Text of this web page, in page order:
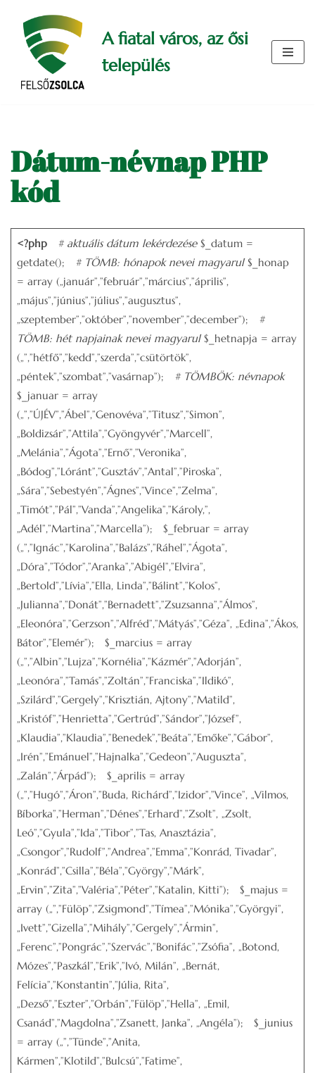
Skip
content
A fiatal város, az ősi
település
Dátum-névnap PHP
kód
<?php # aktuális dátum lekérdezése $_datum =
getdate();
# TÖMB: hónapok nevei magyarul$_honap
= array („január”,”február”,”március”,”április”,
„május”,”június”,”július”,”augusztus”,
„szeptember”,”október”,”november”,”december”);
#
TÖMB: hét napjainak nevei magyarul$_hetnapja = array
(„”,”hétfő”,”kedd”,”szerda”,”csütörtök”,
„péntek”,”szombat”,”vasárnap”);
# TÖMBÖK: névnapok
$_januar = array
(„”,”ÚJÉV”,”Ábel”,”Genovéva”,”Titusz”,”Simon”,
„Boldizsár”,”Attila”,”Gyöngyvér”,”Marcell”,
„Melánia”,”Ágota”,”Ernő”,”Veronika”,
„Bódog”,”Lóránt”,”Gusztáv”,”Antal”,”Piroska”,
„Sára”,”Sebestyén”,”Ágnes”,”Vince”,”Zelma”,
„Timót”,”Pál”,”Vanda”,”Angelika”,”Károly,”,
„Adél”,”Martina”,”Marcella”); $_februar = array
(„”,”Ignác”,”Karolina”,”Balázs”,”Ráhel”,”Ágota”,
„Dóra”,”Tódor”,”Aranka”,”Abigél”,”Elvira”,
„Bertold”,”Lívia”,”Ella, Linda”,”Bálint”,”Kolos”,
„Julianna”,”Donát”,”Bernadett”,”Zsuzsanna”,”Álmos”,
„Eleonóra”,”Gerzson”,”Alfréd”,”Mátyás”,”Géza”, „Edina”,”Ákos,
Bátor”,”Elemér”); $_marcius = array
(„”,”Albin”,”Lujza”,”Kornélia”,”Kázmér”,”Adorján”,
„Leonóra”,”Tamás”,”Zoltán”,”Franciska”,”Ildikó”,
„Szilárd”,”Gergely”,”Krisztián, Ajtony”,”Matild”,
„Kristóf”,”Henrietta”,”Gertrúd”,”Sándor”,”József”,
„Klaudia”,”Klaudia”,”Benedek”,”Beáta”,”Emőke”,”Gábor”,
„Irén”,”Emánuel”,”Hajnalka”,”Gedeon”,”Auguszta”,
„Zalán”,”Árpád”); $_aprilis = array
(„”,”Hugó”,”Áron”,”Buda, Richárd”,”Izidor”,”Vince”, „Vilmos,
Bíborka”,”Herman”,”Dénes”,”Erhard”,”Zsolt”, „Zsolt,
Leó”,”Gyula”,”Ida”,”Tibor”,”Tas, Anasztázia”,
„Csongor”,”Rudolf”,”Andrea”,”Emma”,”Konrád, Tivadar”,
„Konrád”,”Csilla”,”Béla”,”György”,”Márk”,
„Ervin”,”Zita”,”Valéria”,”Péter”,”Katalin, Kitti”); $_majus =
array („”,”Fülöp”,”Zsigmond”,”Tímea”,”Mónika”,”Györgyi”,
„Ivett”,”Gizella”,”Mihály”,”Gergely”,”Ármin”,
„Ferenc”,”Pongrác”,”Szervác”,”Bonifác”,”Zsófia”, „Botond,
Mózes”,”Paszkál”,”Erik”,”Ivó, Milán”, „Bernát,
Felícia”,”Konstantin”,”Júlia, Rita”,
„Dezső”,”Eszter”,”Orbán”,”Fülöp”,”Hella”, „Emil,
Csanád”,”Magdolna”,”Zsanett, Janka”, „Angéla”); $_junius
= array („”,”Tünde”,”Anita,
Kármen”,”Klotild”,”Bulcsú”,”Fatime”,